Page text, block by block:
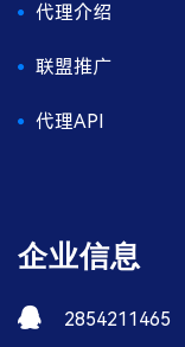
代理介绍
联盟推广
代理API
企业信息
2854211465